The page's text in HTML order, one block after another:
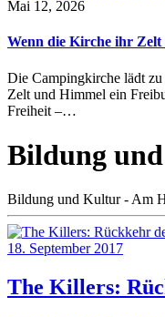
Mai 12, 2026
Wenn die Kirche ihr Zelt
Die Campingkirche lädt zu
Zelt und Himmel ein
Freiheit –…
Bildung
Bildung und Kultur - Am
18. September 2017
The Killers: